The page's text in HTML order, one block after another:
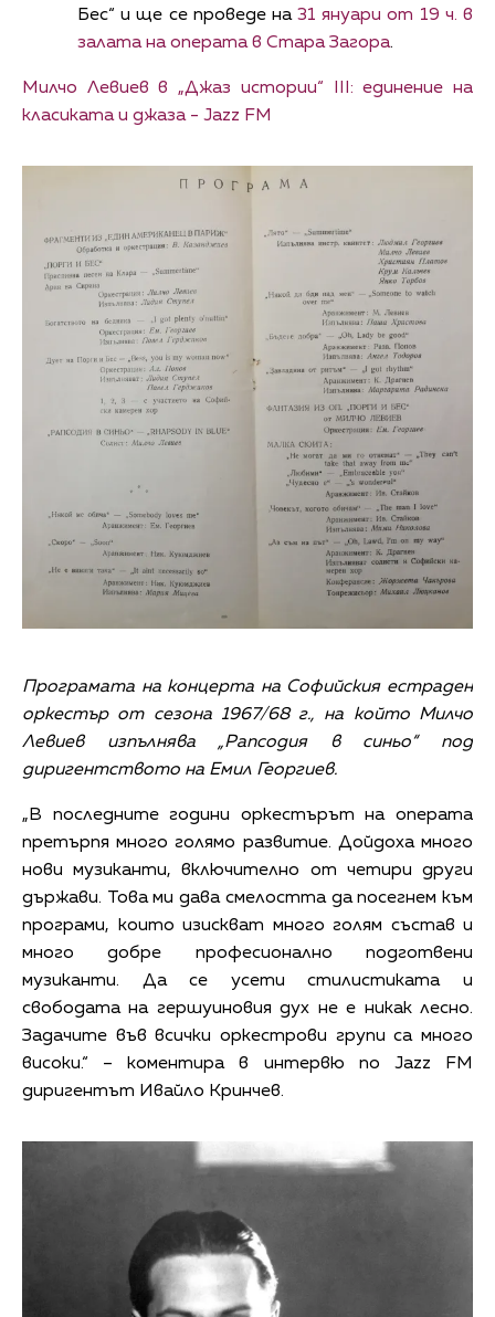
Бес“ и ще се проведе на31 януари от 19 ч. в
залата на операта в Стара Загора.
Милчо Левиев в „Джаз истории“ III: единение на
класиката и джаза - Jazz FM
Програмата на концерта на Софийския естраден
оркестър от сезона 1967/68 г., на който Милчо
Левиев изпълнява „Рапсодия в синьо“ под
диригентството на Емил Георгиев.
„В последните години оркестърът на операта
претърпя много голямо развитие. Дойдоха много
нови музиканти, включително от четири други
държави. Това ми дава смелостта да посегнем към
програми, които изискват много голям състав и
много добре професионално подготвени
музиканти. Да се усети стилистиката и
свободата на гершуиновия дух не е никак лесно.
Задачите във всички оркестрови групи са много
високи.“ – коментира в интервю по Jazz FM
диригентът Ивайло Кринчев.